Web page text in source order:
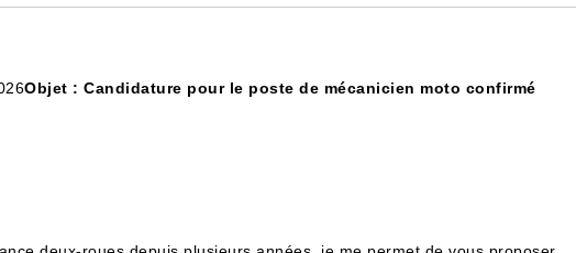
Objet : Candidature pour le poste de mécanicien moto confirmé